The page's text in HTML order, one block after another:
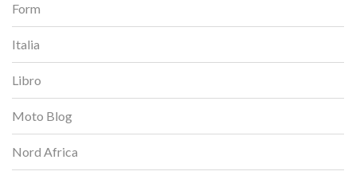
Form
Italia
Libro
Moto Blog
Nord Africa